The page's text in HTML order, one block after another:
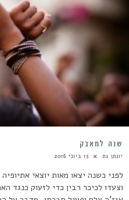
שנה למאבק
יונתן גת 15 ביוני 2016
לפני כשנה יצאו מאות יוצאי
וצעדו לכיכר רבין כדי לזעוק כנגד